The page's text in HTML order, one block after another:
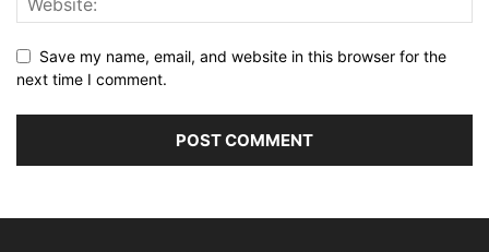
Save my name, email, and website in this browser for the
next time I comment.